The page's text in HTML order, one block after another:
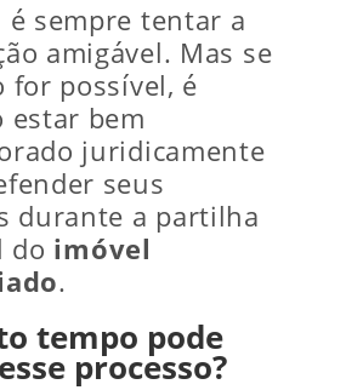
é sempre tentar a
amigável. Mas se
for possível, é
estar bem
juridicamente
seus
durante a partilha
do imóvel
.
tempo pode
processo?